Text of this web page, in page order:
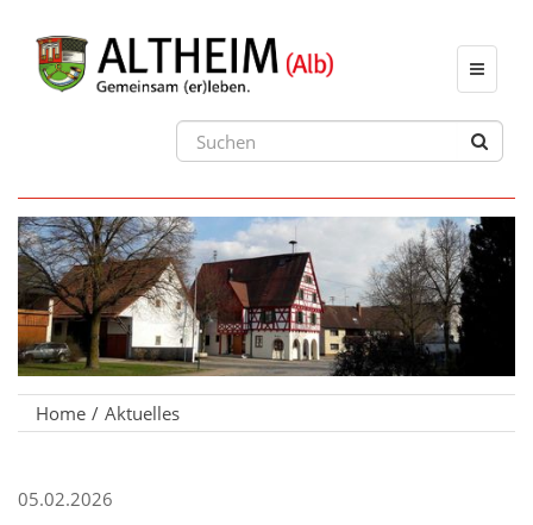
Toggle
Home Aktuelles
05.02.2026